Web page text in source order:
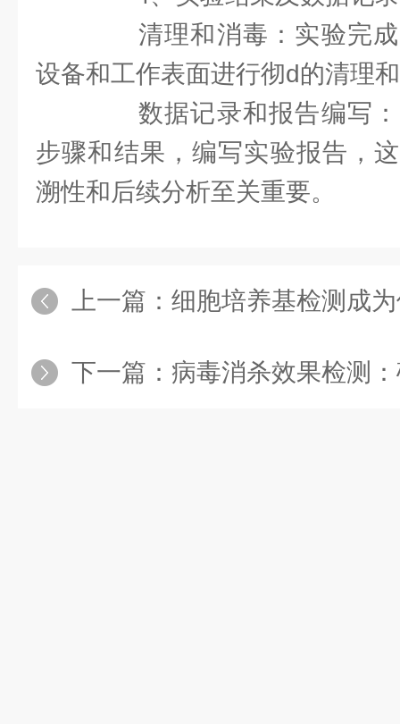
清理和消毒：实验完成
设备和工作表面进行彻d的清理
数据记录和报告编写：
步骤和结果，编写实验报告，
溯性和后续分析至关重要。
上一篇： 细胞培养基检测成为保障
下一篇： 病毒消杀效果检测：确